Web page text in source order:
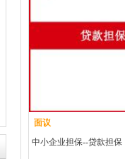
面议
中小企业担保--贷款担保